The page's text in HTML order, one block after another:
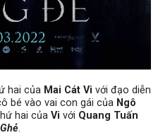
hai của Mai Cát Vi với đạo diễn
bé vào vai con gái của Ngô
hai của Vi với Quang Tuấn
.